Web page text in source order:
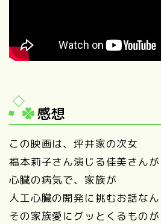
感想
この映画は、坪井家の次女
福本莉子さん演じる佳美さんが
心臓の病気で、家族が
人工心臓の開発に挑むお話な
その家族愛にグッとくるものが